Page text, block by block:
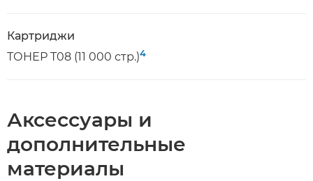
Картриджи
ТОНЕР T08 (11 000 стр.)4
Аксессуары и
дополнительные
материалы